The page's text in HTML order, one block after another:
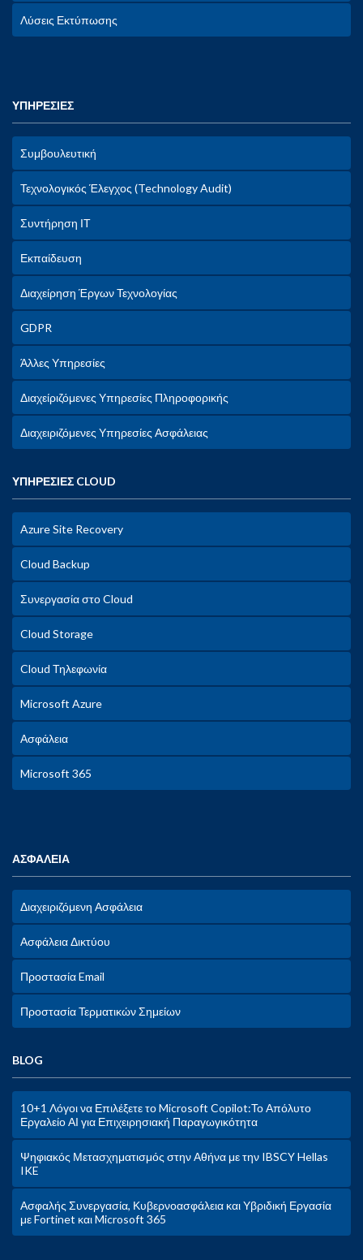
Λύσεις Εκτύπωσης
ΥΠΗΡΕΣΙΕΣ
Συμβουλευτική
Τεχνολογικός Έλεγχος (Technology Audit)
Συντήρηση ΙΤ
Εκπαίδευση
Διαχείρηση Έργων Τεχνολογίας
GDPR
Άλλες Υπηρεσίες
Διαχείριζόμενες Υπηρεσίες Πληροφορικής
Διαχειριζόμενες Υπηρεσίες Ασφάλειας
ΥΠΗΡΕΣΙΕΣ CLOUD
Azure Site Recovery
Cloud Backup
Συνεργασία στο Cloud
Cloud Storage
Cloud Τηλεφωνία
Microsoft Azure
Ασφάλεια
Microsoft 365
ΑΣΦΑΛΕΙΑ
Διαχειριζόμενη Ασφάλεια
Ασφάλεια Δικτύου
Προστασία Email
Προστασία Τερματικών Σημείων
BLOG
10+1 Λόγοι να Επιλέξετε το Microsoft Copilot:Το Απόλυτο
Εργαλείο ΑΙ για Επιχειρησιακή Παραγωγικότητα
Ψηφιακός Μετασχηματισμός στην Αθήνα με την IBSCY Hellas
IKE
Ασφαλής Συνεργασία, Κυβερνοασφάλεια και Υβριδική Εργασία
με Fortinet και Microsoft 365